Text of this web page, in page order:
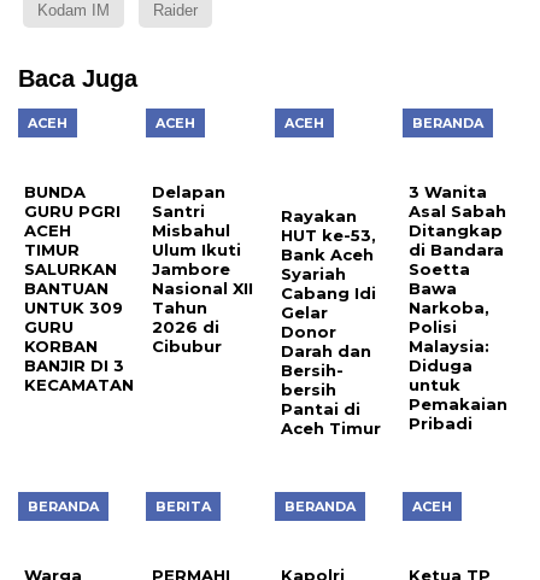
Kodam IM Raider
Baca Juga
ACEH
BUNDA
GURU PGRI
ACEH
TIMUR
SALURKAN
BANTUAN
UNTUK 309
GURU
KORBAN
BANJIR DI 3
KECAMATAN
ACEH
Delapan
Santri
Misbahul
Ulum Ikuti
Jambore
Nasional XII
Tahun
2026 di
Cibubur
ACEH
Rayakan
HUT ke-53,
Bank Aceh
Syariah
Cabang Idi
Gelar
Donor
Darah dan
Bersih-
bersih
Pantai di
Aceh Timur
BERANDA
3 Wanita
Asal Sabah
Ditangkap
di Bandara
Soetta
Bawa
Narkoba,
Polisi
Malaysia:
Diduga
untuk
Pemakaian
Pribadi
BERANDA
Warga
BERITA
PERMAHI
BERANDA
Kapolri
ACEH
Ketua TP